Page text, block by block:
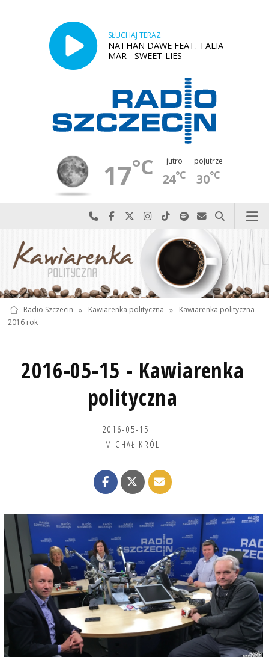
SŁUCHAJ TERAZ
NATHAN DAWE FEAT. TALIA
MAR - SWEET LIES
17°C jutro
24°C
pojutrze
30°C
Najlepiej po prostu do nas zadzwoń
Odwiedź nas na Facebook-u
Odwiedź nas na X
Odwiedź nas na Instagram-ie
Odwiedź nas na TikTok-u
Szukaj nas na Spotify
Wyślij do nas
Szukaj
Radio Szczecin » Kawiarenka polityczna »
Kawiarenka polityczna -
2016 rok
2016-05-15 - Kawiarenka
polityczna
2016-05-15
MICHAŁ KRÓL